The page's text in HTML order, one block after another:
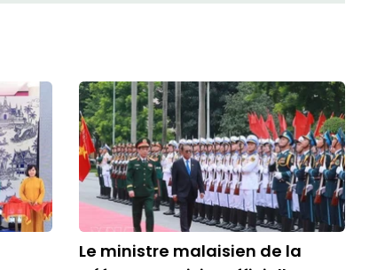
Le ministre malaisien de la